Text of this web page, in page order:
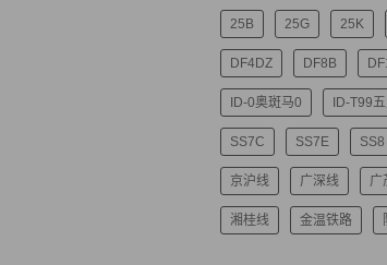
25B 25G 25K
DF4DZ DF8B
ID-0奥斑马0 ID-T99
SS7C SS7E SS8
京沪线 广深线 广
湘桂线 金温铁路